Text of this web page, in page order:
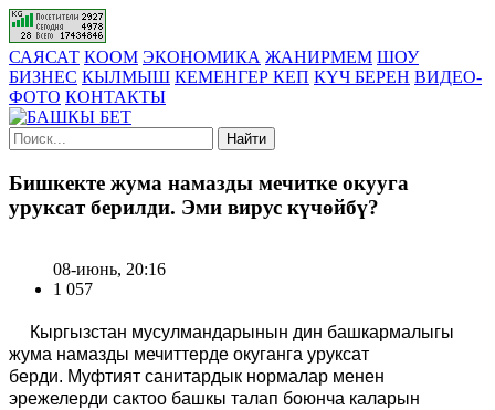
САЯСАТ КООМ ЭКОНОМИКА ЖАНИРМЕМ ШОУ
БИЗНЕС КЫЛМЫШ КЕМЕНГЕР КЕП КҮЧ БЕРЕН ВИДЕО-
ФОТО КОНТАКТЫ
Найти
Бишкекте жума намазды мечитке окууга
уруксат берилди. Эми вирус күчөйбү?
08-июнь, 20:16
1 057
Кыргызстан мусулмандарынын дин башкармалыгы
жума намазды мечиттерде окуганга уруксат
берди. Муфтият санитардык нормалар менен
эрежелерди сактоо башкы талап боюнча каларын